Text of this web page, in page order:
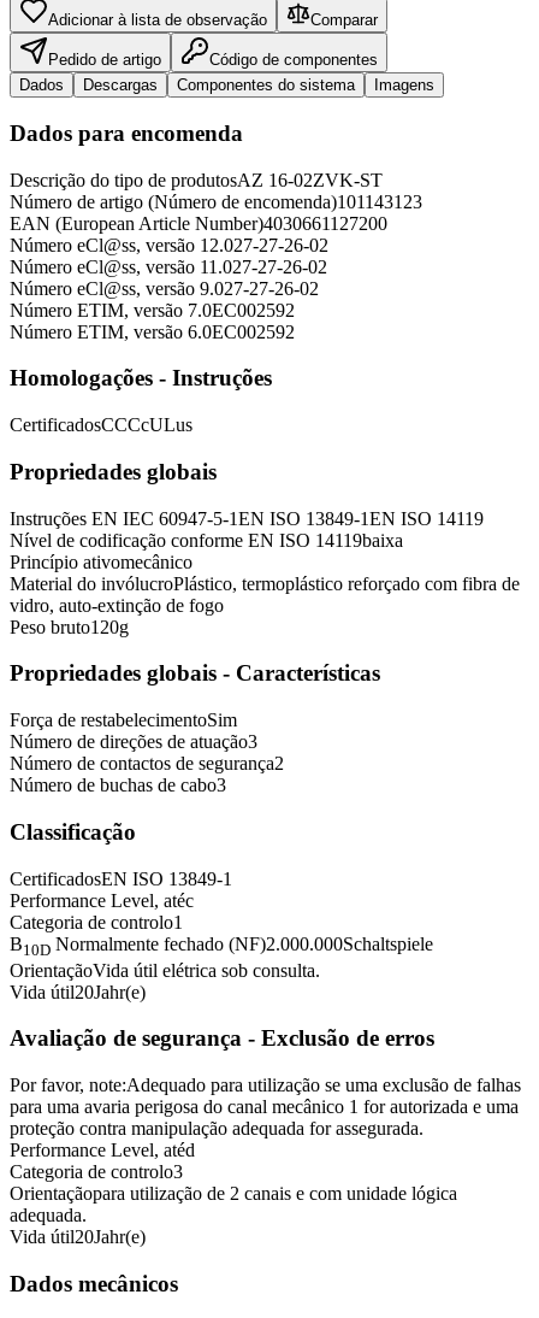
Adicionar à lista de observação Comparar
Pedido de artigo
Código de componentes
Dados
Descargas Componentes do sistema Imagens
Dados para encomenda
Descrição do tipo de produtosAZ 16-02ZVK-ST
Número de artigo (Número de encomenda)101143123
EAN (European Article Number)4030661127200
Número eCl@ss, versão 12.027-27-26-02
Número eCl@ss, versão 11.027-27-26-02
Número eCl@ss, versão 9.027-27-26-02
Número ETIM, versão 7.0EC002592
Número ETIM, versão 6.0EC002592
Homologações - Instruções
CertificadosCCCcULus
Propriedades globais
Instruções EN IEC 60947-5-1EN ISO 13849-1EN ISO 14119
Nível de codificação conforme EN ISO 14119baixa
Princípio ativomecânico
Material do invólucroPlástico, termoplástico reforçado com fibra de
vidro, auto-extinção de fogo
Peso bruto120g
Propriedades globais - Características
Força de restabelecimentoSim
Número de direções de atuação3
Número de contactos de segurança2
Número de buchas de cabo3
Classificação
CertificadosEN ISO 13849-1
Performance Level, atéc
Categoria de controlo1
B10D Normalmente fechado (NF)2.000.000Schaltspiele
OrientaçãoVida útil elétrica sob consulta.
Vida útil20Jahr(e)
Avaliação de segurança - Exclusão de erros
Por favor, note:Adequado para utilização se uma exclusão de falhas
para uma avaria perigosa do canal mecânico 1 for autorizada e uma
proteção contra manipulação adequada for assegurada.
Performance Level, atéd
Categoria de controlo3
Orientaçãopara utilização de 2 canais e com unidade lógica
adequada.
Vida útil20Jahr(e)
Dados mecânicos